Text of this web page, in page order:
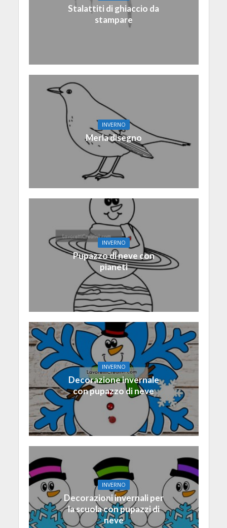
Stalattiti di ghiaccio da
stampare
INVERNO
Merla disegno
INVERNO
Pupazzo di neve con
pianeti
INVERNO
Decorazione invernale
con pupazzo di neve
INVERNO
Decorazioni invernali per
la scuola con pupazzi di
neve